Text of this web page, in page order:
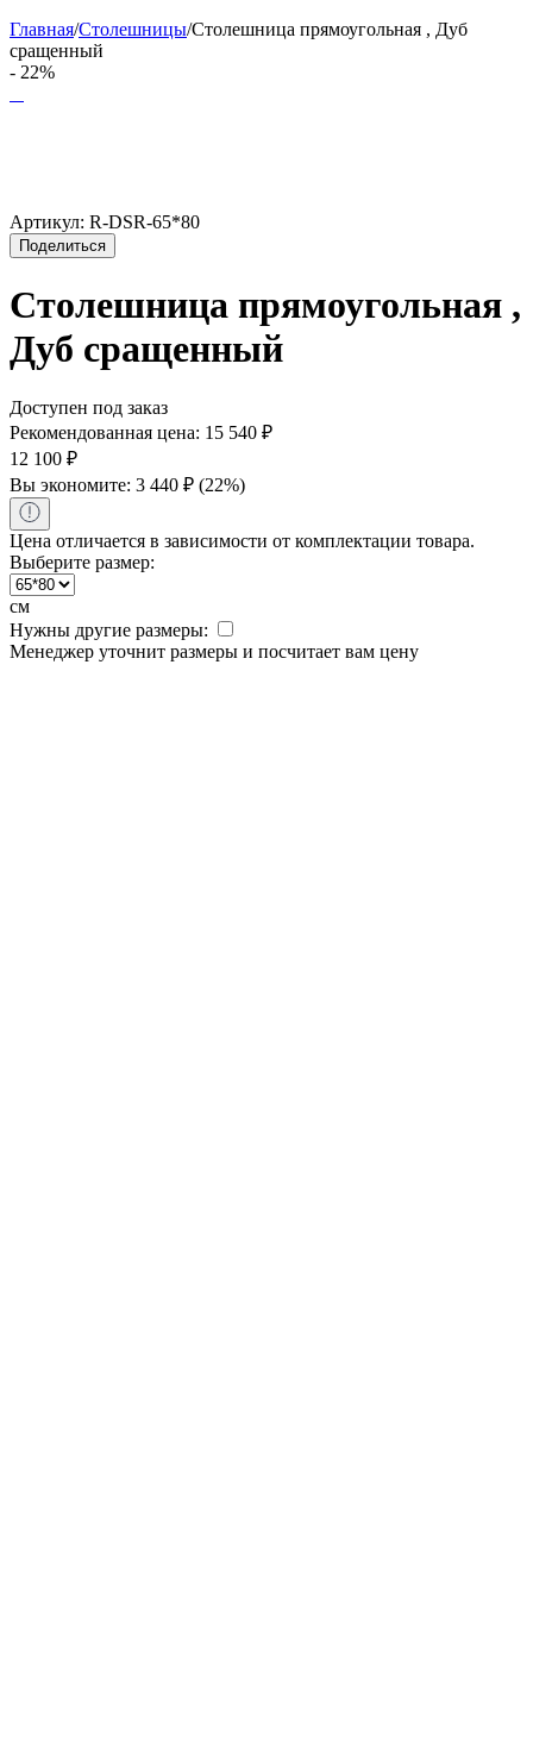
Главная/Столешницы/Столешница прямоугольная , Дуб
сращенный
- 22%
Артикул: R-DSR-65*80
Поделиться
Столешница прямоугольная ,
Дуб сращенный
Доступен под заказ
Рекомендованная цена: 15 540 ₽
12 100 ₽
Вы экономите: 3 440 ₽ (22%)
Цена отличается в зависимости от комплектации товара.
Выберите размер:
см
Нужны другие размеры:
Менеджер уточнит размеры и посчитает вам цену